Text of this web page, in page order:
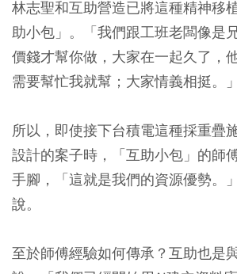
林志聖和互助營造已將這種精神移
助小包」。「我們跟工班老闆像是
價錢才幫你做，大家在一起久了，
需要幫忙我就幫；大家情義相挺。」
所以，即使接下台積電這種採重疊
設計的案子時，「互助小包」的師
手腳，「這就是我們的資源優勢。
說。
至於師傅經驗如何傳承？互助也是